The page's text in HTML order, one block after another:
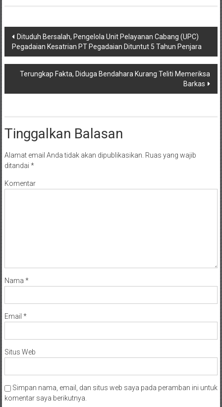
Navigasi
pos
Dituduh Bersalah, Pengelola Unit Pelayanan Cabang (UPC)
Pegadaian Kesatrian PT Pegadaian Dituntut 5 Tahun Penjara
Terungkap Fakta, Diduga Bendahara Kurang Teliti Memeriksa
Barkas
Tinggalkan Balasan
Alamat email Anda tidak akan dipublikasikan. Ruas yang wajib
ditandai *
Komentar
Nama *
Email *
Situs Web
Simpan nama, email, dan situs web saya pada peramban ini untuk
komentar saya berikutnya.